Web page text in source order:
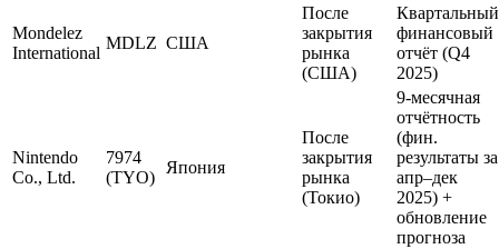
Mondelez
International
MDLZ США
После
закрытия
рынка
(США)
Квартальный
финансовый
отчёт (Q4
2025)
Nintendo
Co., Ltd.
7974
(TYO)
Япония
После
закрытия
рынка
(Токио)
9-месячная
отчётность
(фин.
результаты за
апр–дек
2025) +
обновление
прогноза